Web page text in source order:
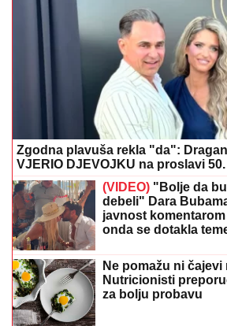
Zgodna plavuša rekla "da":
VJERIO DJEVOJKU na proslavi
(VIDEO) "Bolje da
debeli" Dara
javnost
onda se dotakla
Ne pomažu ni
Nutricionisti
za bolju probavu